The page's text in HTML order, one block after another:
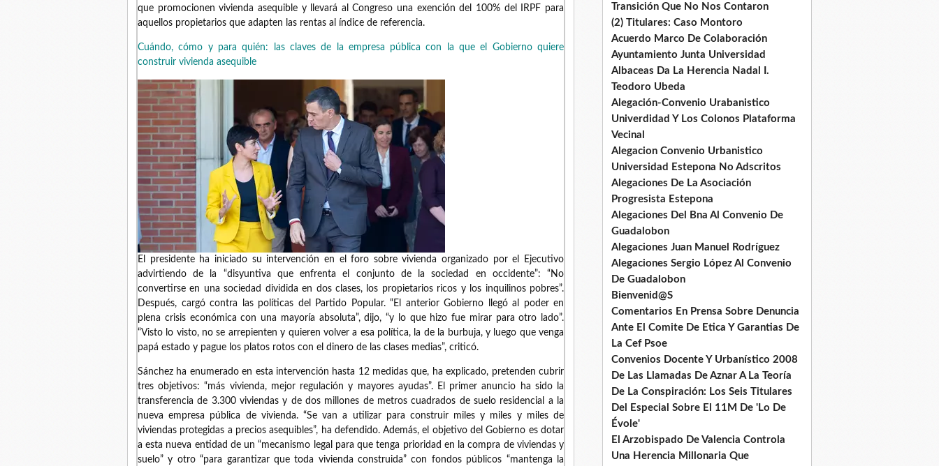
que promocionen vivienda asequible y llevará al Congreso una exención del 100% del IRPF para
aquellos propietarios que adapten las rentas al índice de referencia.
Cuándo, cómo y para quién: las claves de la empresa pública con la que el Gobierno quiere
construir vivienda asequible
El presidente ha iniciado su intervención en el foro sobre vivienda organizado por el Ejecutivo
advirtiendo de la “disyuntiva que enfrenta el conjunto de la sociedad en occidente”: “No
convertirse en una sociedad dividida en dos clases, los propietarios ricos y los inquilinos pobres”.
Después, cargó contra las políticas del Partido Popular. “El anterior Gobierno llegó al poder en
plena crisis económica con una mayoría absoluta”, dijo, “y lo que hizo fue mirar para otro lado”.
“Visto lo visto, no se arrepienten y quieren volver a esa política, la de la burbuja, y luego que venga
papá estado y pague los platos rotos con el dinero de las clases medias”, criticó.
Sánchez ha enumerado en esta intervención hasta 12 medidas que, ha explicado, pretenden cubrir
tres objetivos: “más vivienda, mejor regulación y mayores ayudas”. El primer anuncio ha sido la
transferencia de 3.300 viviendas y de dos millones de metros cuadrados de suelo residencial a la
nueva empresa pública de vivienda. “Se van a utilizar para construir miles y miles y miles de
viviendas protegidas a precios asequibles”, ha defendido. Además, el objetivo del Gobierno es dotar
a esta nueva entidad de un “mecanismo legal para que tenga prioridad en la compra de viviendas y
suelo” y otro “para garantizar que toda vivienda construida” con fondos públicos “mantenga la
Transición Que No Nos Contaron
(2) Titulares: Caso Montoro
Acuerdo Marco De Colaboración
Ayuntamiento Junta Universidad
Albaceas Da La Herencia Nadal I.
Teodoro Ubeda
Alegación-Convenio Urabanistico
Univerdidad Y Los Colonos Plataforma
Vecinal
Alegacion Convenio Urbanistico
Universidad Estepona No Adscritos
Alegaciones De La Asociación
Progresista Estepona
Alegaciones Del Bna Al Convenio De
Guadalobon
Alegaciones Juan Manuel Rodríguez
Alegaciones Sergio López Al Convenio
De Guadalobon
Bienvenid@S
Comentarios En Prensa Sobre Denuncia
Ante El Comite De Etica Y Garantias De
La Cef Psoe
Convenios Docente Y Urbanístico 2008
De Las Llamadas De Aznar A La Teoría
De La Conspiración: Los Seis Titulares
Del Especial Sobre El 11M De 'Lo De
Évole'
El Arzobispado De Valencia Controla
Una Herencia Millonaria Que